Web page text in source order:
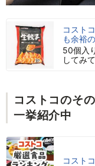
コスト
も余裕
50個入
してみ
コストコのそ
一挙紹介中
コスト